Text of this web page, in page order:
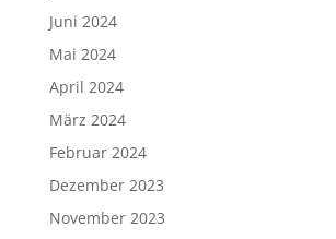
Juni 2024
Mai 2024
April 2024
März 2024
Februar 2024
Dezember 2023
November 2023